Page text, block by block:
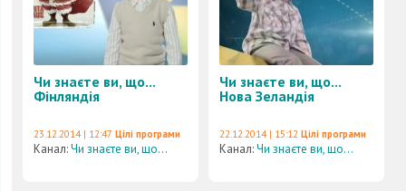
Чи знаєте ви, що...
Фінляндія
23.12.2014 | 12:47 Цілі програми
Канал:Чи знаєте ви, що...
Чи знаєте ви, що...
Нова Зеландія
22.12.2014 | 15:12 Цілі програми
Канал:Чи знаєте ви, що...